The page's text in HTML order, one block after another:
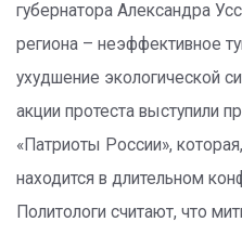
губернатора Александра
региона – неэффективное
ухудшение экологической
акции протеста выступили
«Патриоты России»,
находится в длительном
Политологи считают, что